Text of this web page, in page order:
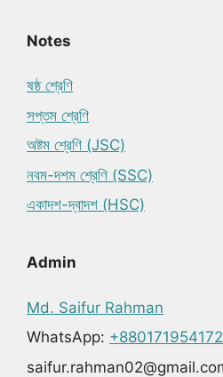
Notes
ষষ্ঠ শ্রেণি
সপ্তম শ্রেণি
অষ্টম শ্রেণি (JSC)
নবম-দশম শ্রেণি (SSC)
একাদশ-দ্বাদশ (HSC)
Admin
Md. Saifur Rahman
WhatsApp: